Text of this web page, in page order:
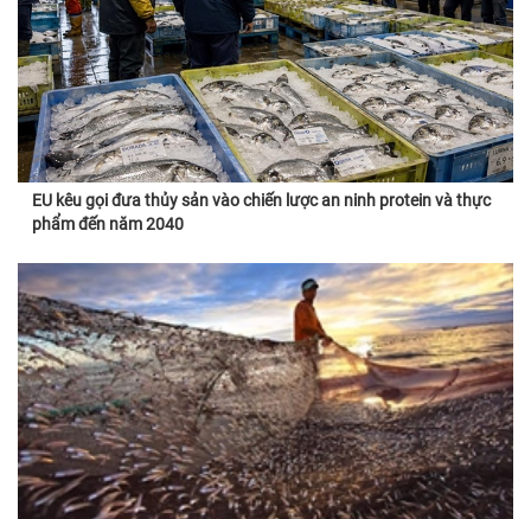
EU kêu gọi đưa thủy sản vào chiến lược an ninh protein và thực
phẩm đến năm 2040